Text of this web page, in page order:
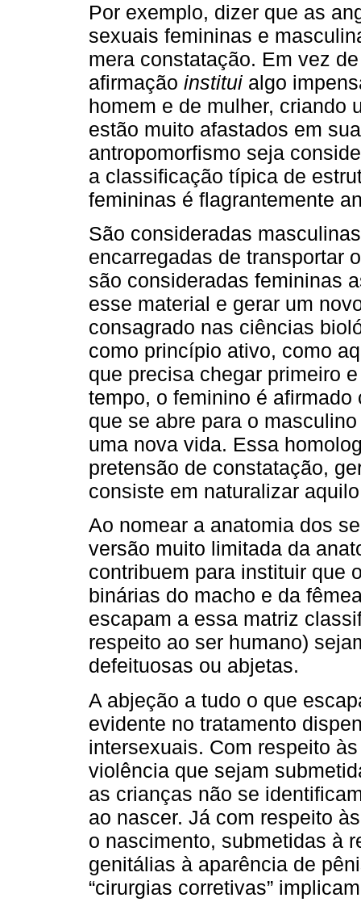
Por exemplo, dizer que as
sexuais femininas e
mera constatação. Em vez
afirmação institui algo
homem e de mulher, criando
estão muito afastados em
antropomorfismo seja
a classificação típica de
femininas é flagrantemente
São consideradas
encarregadas de transportar
são consideradas femininas
esse material e gerar um
consagrado nas ciências
como princípio ativo, como
que precisa chegar primeiro
tempo, o feminino é
que se abre para o
uma nova vida. Essa
pretensão de constatação,
consiste em naturalizar
Ao nomear a anatomia dos
versão muito limitada da
contribuem para instituir que
binárias do macho e da
escapam a essa matriz
respeito ao ser humano)
defeituosas ou abjetas.
A abjeção a tudo o que
evidente no tratamento
intersexuais. Com respeito
violência que sejam
as crianças não se
ao nascer. Já com respeito
o nascimento, submetidas à
genitálias à aparência de
“cirurgias corretivas”